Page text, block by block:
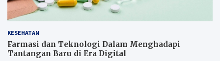
KESEHATAN
Farmasi dan Teknologi Dalam Menghadapi
Tantangan Baru di Era Digital